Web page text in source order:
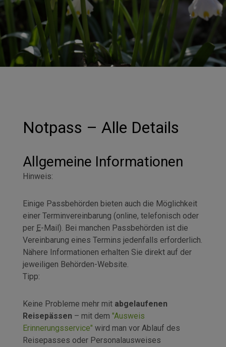
Notpass – Alle Details
Allgemeine Informationen
Hinweis:
Einige Passbehörden bieten auch die Möglichkeit
einer Terminvereinbarung (online, telefonisch oder
per E-Mail). Bei manchen Passbehörden ist die
Vereinbarung eines Termins jedenfalls erforderlich.
Nähere Informationen erhalten Sie direkt auf der
jeweiligen Behörden-Website.
Tipp:
Keine Probleme mehr mit abgelaufenen
Reisepässen – mit dem "Ausweis
Erinnerungsservice" wird man vor Ablauf des
Reisepasses oder Personalausweises